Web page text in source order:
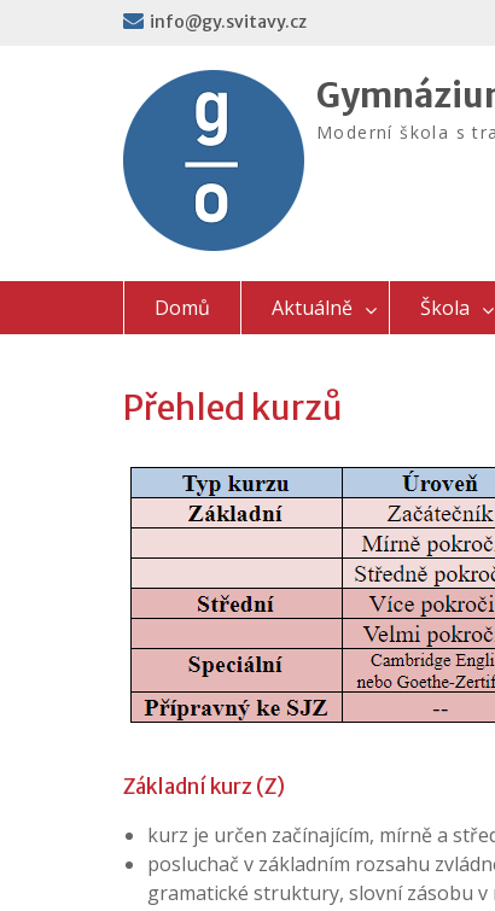
info@gy.svitavy.cz
Moderní škola s
Domů Aktuálně Škola
Přehled kurzů
Základní kurz (Z)
kurz je určen začínajícím, mírně a
posluchač v základním rozsahu
gramatické struktury, slovní zásobu v